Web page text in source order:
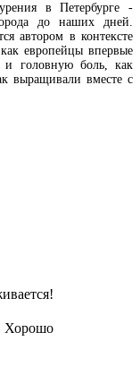
в Петербурге -
до наших дней.
автором в контексте
европейцы впервые
головную боль, как
выращивали вместе с
Хорошо